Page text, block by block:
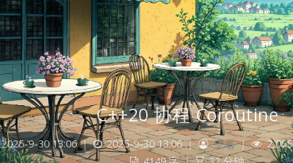
C++20 协程 Coroutine
2025-9-30 13:06 | 2025-9-30 13:06 | 空名 | 2,065